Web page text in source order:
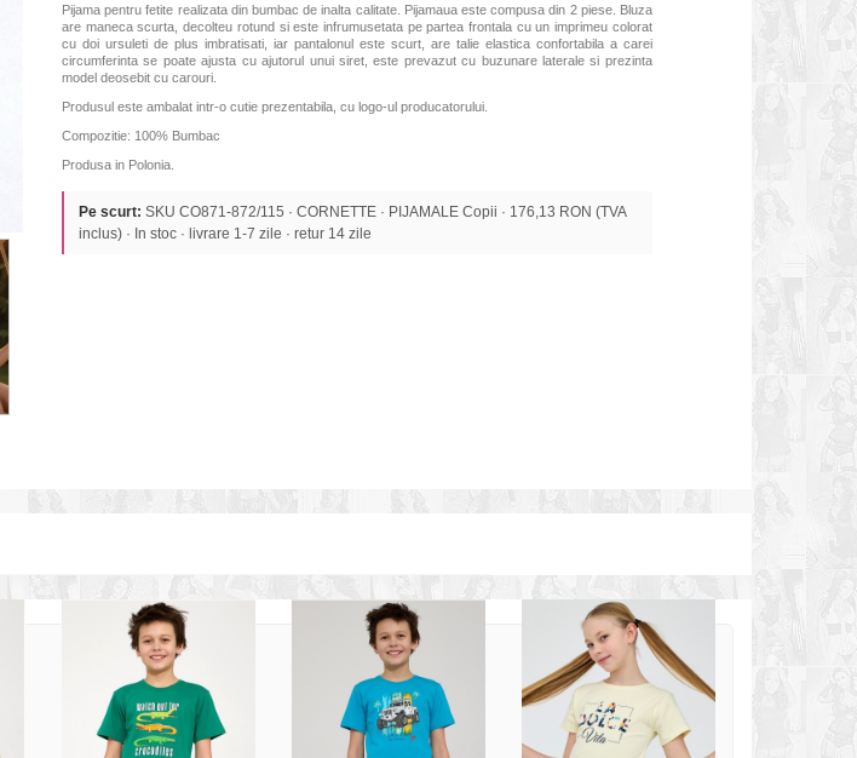
Pijama pentru fetite realizata din bumbac de inalta calitate. Pijamaua este compusa din 2 piese. Bluza
are maneca scurta, decolteu rotund si este infrumusetata pe partea frontala cu un imprimeu colorat
cu doi ursuleti de plus imbratisati, iar pantalonul este scurt, are talie elastica confortabila a carei
circumferinta se poate ajusta cu ajutorul unui siret, este prevazut cu buzunare laterale si prezinta
model deosebit cu carouri.
Produsul este ambalat intr-o cutie prezentabila, cu logo-ul producatorului.
Compozitie: 100% Bumbac
Produsa in Polonia.
Pe scurt: SKU CO871-872/115 · CORNETTE · PIJAMALE Copii · 176,13 RON (TVA
inclus) · In stoc · livrare 1-7 zile · retur 14 zile